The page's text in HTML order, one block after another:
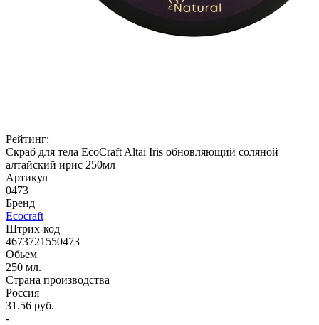
Рейтинг:
Скраб для тела EcoCraft Altai Iris обновляющий соляной
алтайский ирис 250мл
Артикул
0473
Бренд
Ecocraft
Штрих-код
4673721550473
Обьем
250 мл.
Страна производства
Россия
31.56 руб.
-